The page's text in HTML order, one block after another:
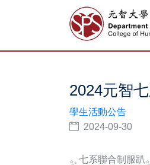
2024元智
學生活動公告
2024-09-30
七系聯合制服趴